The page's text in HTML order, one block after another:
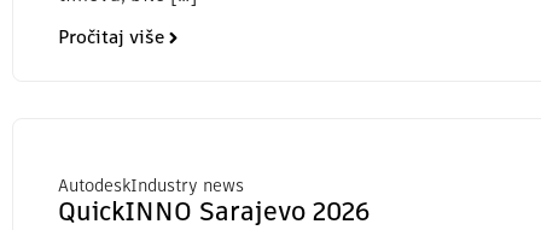
Pročitaj više
AutodeskIndustry news
QuickINNO Sarajevo 2026